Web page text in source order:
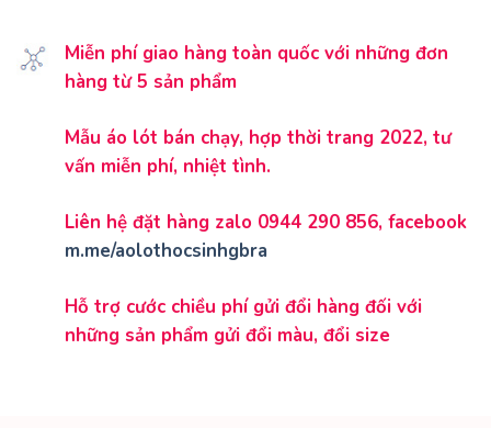
Miễn phí giao hàng toàn quốc với những đơn
hàng từ 5 sản phẩm
Mẫu áo lót bán chạy, hợp thời trang 2022, tư
vấn miễn phí, nhiệt tình.
Liên hệ đặt hàng zalo 0944 290 856, facebook
m.me/aolothocsinhgbra
Hỗ trợ cước chiều phí gửi đổi hàng đối với
những sản phẩm gửi đổi màu, đổi size